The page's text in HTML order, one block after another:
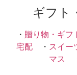
ギフト
・ 贈り物・ギフ
宅配 ・ スイー
マス